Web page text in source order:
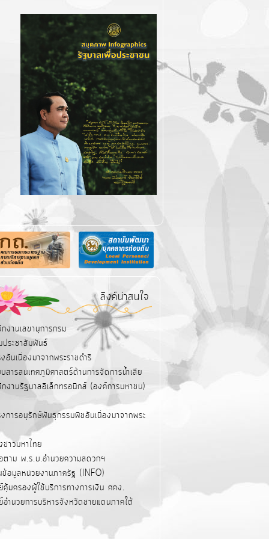
ลิงค์น่าสนใจ
งานเลขานุการกรม
ประชาสัมพันธ์
อันเนื่องมาจากพระราชดำริ
สารสนเทศภูมิศาสตร์ด้านการจัดการน้ำเสีย
กงานรัฐบาลอิเล็กทรอนิกส์ (องค์การมหาชน)
งการอนุรักษ์พันธุกรรมพืชอันเนื่องมาจากพระ
าวมหาไทย
ตาม พ.ร.บ.อำนวยความสดวกฯ
ข้อมูลหน่วยงานภาครัฐ (INFO)
คุ้มครองผู้ใช้บริการทางการเงิน ศคง.
อำนวยการบริหารจังหวัดชายแดนภาคใต้